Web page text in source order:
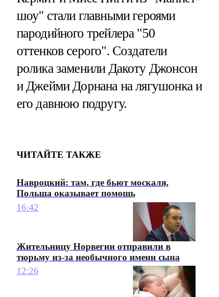
шоу" стали главными героями
пародийного трейлера "50
оттенков серого". Создатели
ролика заменили Дакоту Джонсон
и Джейми Дорнана на лягушонка и
его давнюю подругу.
ЧИТАЙТЕ ТАКЖЕ
Навроцкий: там, где бьют москаля,
Польша оказывает помощь
16:42
Жительницу Норвегии отправили в
тюрьму из-за необычного имени сына
12:26